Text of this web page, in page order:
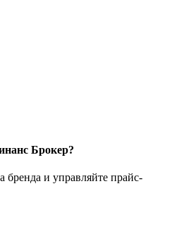
Брокер?
бренда и управляйте прайс-